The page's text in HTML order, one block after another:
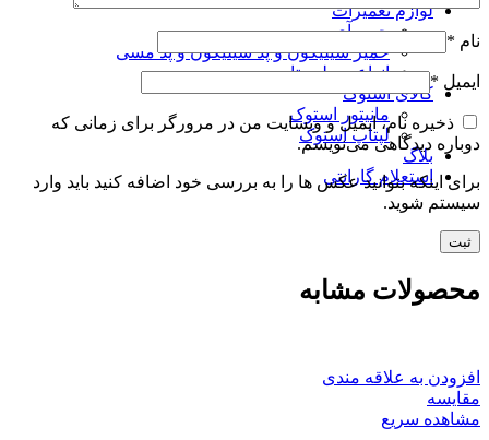
لوازم تعمیرات
چیپ آی سی سی پی یو
خمیر سیلیکون و پد سیلیکون و پد مسی
انواع پیچ لپ تاپ
کالای استوک
مانیتور استوک
لپتاپ استوک
بلاگ
استعلام گارانتی
نام *
ایمیل *
ذخیره نام، ایمیل و وبسایت من در مرورگر برای زمانی که
دوباره دیدگاهی می‌نویسم.
برای اینکه بتوانید عکس ها را به بررسی خود اضافه کنید باید وارد
سیستم شوید.
محصولات مشابه
افزودن به علاقه مندی
مقایسه
مشاهده سریع